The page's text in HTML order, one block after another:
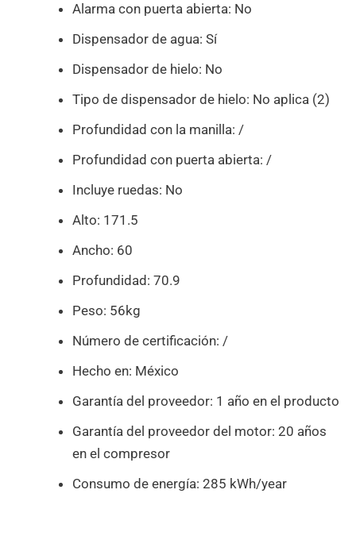
Alarma con puerta abierta: No
Dispensador de agua: Sí
Dispensador de hielo: No
Tipo de dispensador de hielo: No aplica (2)
Profundidad con la manilla: /
Profundidad con puerta abierta: /
Incluye ruedas: No
Alto: 171.5
Ancho: 60
Profundidad: 70.9
Peso: 56kg
Número de certificación: /
Hecho en: México
Garantía del proveedor: 1 año en el producto
Garantía del proveedor del motor: 20 años
en el compresor
Consumo de energía: 285 kWh/year